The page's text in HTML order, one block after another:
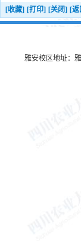
[收藏] [打印] [关闭] [返
雅安校区地址：